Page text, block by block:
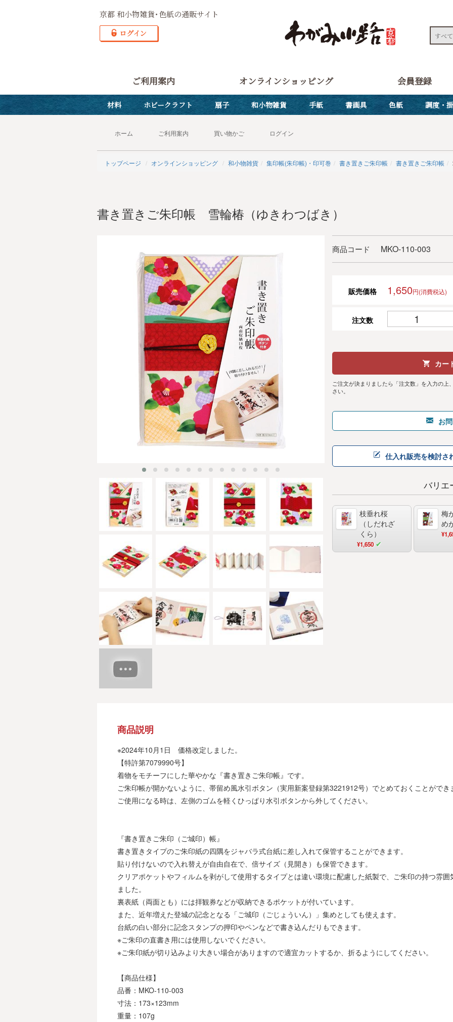
京都 和小物雑貨･色紙の通販サイト
ご利用案内 オンラインショッピング 会員登録
材料 ホビークラフト 扇子 和小物雑貨 手紙 書画具 色紙 調度・
ホーム ご利用案内 買い物かご ログイン
トップページ オンラインショッピング 和小物雑貨 集印帳(朱印帳)・印可巻 書き置きご朱印帳 書き置きご朱印帳
書き置きご朱印帳 雪輪椿（ゆきわつばき）
商品コード MKO-110-003
販売価格 1,650円(消費税込)
注文数
カー
ご注文が決まりましたら「注文数」を入力の
さい。
お
仕入れ販売を検討さ
バリエ
枝垂れ桜
（しだれざ
くら）
¥1,650
梅
め
商品説明
※2024年10月1日 価格改定しました。
【特許第7079990号】
着物をモチーフにした華やかな『書き置きご朱印帳』です。
ご朱印帳が開かないように、帯留め風水引ボタン（実用新案登録第3221912号）でとめておくことができ
ご使用になる時は、左側のゴムを軽くひっぱり水引ボタンから外してください。
『書き置きご朱印（ご城印）帳』
書き置きタイプのご朱印紙の四隅をジャバラ式台紙に差し入れて保管することができます。
貼り付けないので入れ替えが自由自在で、倍サイズ（見開き）も保管できます。
クリアポケットやフィルムを剥がして使用するタイプとは違い環境に配慮した紙製で、ご朱印の持つ雰
ました。
裏表紙（両面とも）には拝観券などが収納できるポケットが付いています。
また、近年増えた登城の記念となる「ご城印（ごじょういん）」集めとしても使えます。
台紙の白い部分に記念スタンプの押印やペンなどで書き込んだりもできます。
※ご朱印の直書き用には使用しないでください。
※ご朱印紙が切り込みより大きい場合がありますので適宜カットするか、折るようにしてください。
【商品仕様】
品番：MKO-110-003
寸法：173×123mm
重量：107g